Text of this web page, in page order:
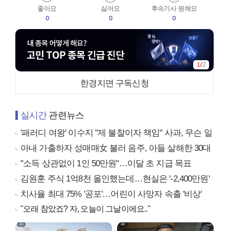
좋아요
0
싫어요
0
후속기사 원해요
0
1 /2
한경지면 구독신청
실시간관련뉴스
'패러디 여왕' 이수지 "제 불찰이자 책임" 사과, 무슨 일
아내 가출하자 성매매女 불러 음주, 아들 살해한 30대
"소득 상관없이 1인 50만원"…이달 초 지급 목표
김원훈 주식 1억8천 올인했는데…현실은 '-2,400만원'
치사율 최대 75% '공포'…어린이 사망자 속출 '비상'
"오래 참았죠? 자, 오늘이 그날이에요.."